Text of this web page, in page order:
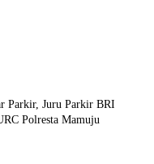
Parkir, Juru Parkir BRI
Polresta Mamuju